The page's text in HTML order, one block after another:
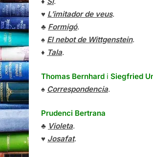
♥ L’imitador de veus.
♣ Formigó.
♠ El nebot de Wittgenstein.
♦ Tala.
Thomas Bernhard i Siegfried
♠ Correspondencia.
Prudenci Bertrana
♣ Violeta.
♥ Josafat.